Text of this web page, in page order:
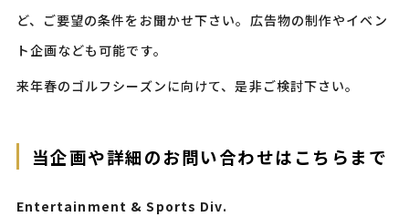
ど、ご要望の条件をお聞かせ下さい。広告物の制作やイベン
ト企画なども可能です。
来年春のゴルフシーズンに向けて、是非ご検討下さい。
当企画や詳細のお問い合わせはこちらまで
Entertainment & Sports Div.